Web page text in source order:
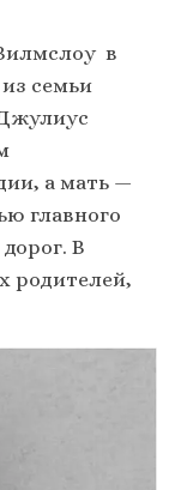
в
семьи
а мать —
главного
В
родителей,